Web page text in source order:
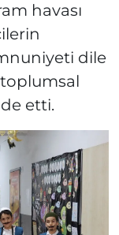
havası
dile
etti.